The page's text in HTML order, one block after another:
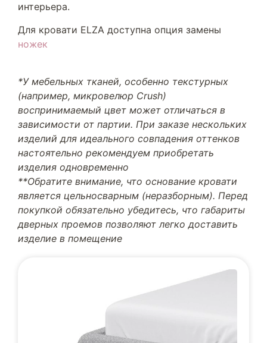
интерьера.
Для кровати ELZA доступна опция замены
ножек
*У мебельных тканей, особенно текстурных
(например, микровелюр Crush)
воспринимаемый цвет может отличаться в
зависимости от партии. При заказе нескольких
изделий для идеального совпадения оттенков
настоятельно рекомендуем приобретать
изделия одновременно
**Обратите внимание, что основание кровати
является цельносварным (неразборным). Перед
покупкой обязательно убедитесь, что габариты
дверных проемов позволяют легко доставить
изделие в помещение